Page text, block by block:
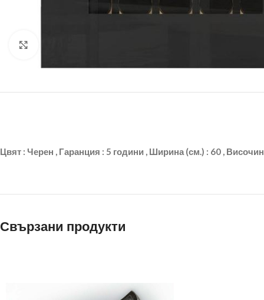
Цвят : Черен , Гаранция : 5 години , Ширина (см.) : 60 ,
Свързани продукти